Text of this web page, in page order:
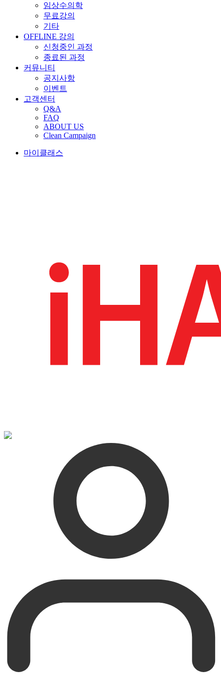
임상수의학
무료강의
기타
OFFLINE 강의
신청중인 과정
종료된 과정
커뮤니티
공지사항
이벤트
고객센터
Q&A
FAQ
ABOUT US
Clean Campaign
마이클래스